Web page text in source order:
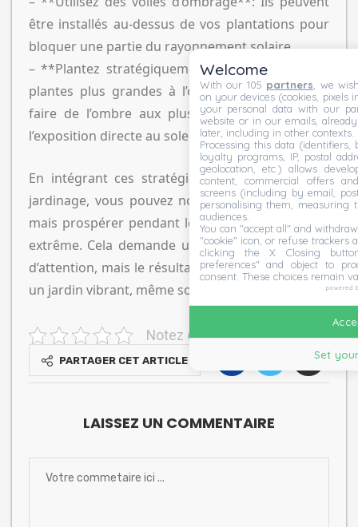
être installés au-dessus de vos plantations pour
bloquer une partie du rayonnement solaire.
– **Plantez stratégiquement**: Positionner des
plantes plus grandes à l’ouest ou au sud pour
faire de l’ombre aux plus petites peut réduire
l’exposition directe au soleil.
En intégrant ces stratégies à votre routine de
jardinage, vous pouvez non seulement survivre,
mais prospérer pendant les périodes de chaleur
extrême. Cela demande un peu plus d’efforts et
d’attention, mais le résultat en vaut la chandelle :
un jardin vibrant, même sous le soleil ardent.
Notez cet article
PARTAGER CET ARTICLE
LAISSEZ UN COMMENTAIRE
Welcome
With our 105 partners , we
on your devices (cookies, pixels
your personal data with our
website or in our emails,
later, including in other contexts.
Processing this data (identifiers,
loyalty programs, IP, postal
geolocation, etc.) allows
content, commercial offers
screens (including by email,
personalising them, measuring
audiences.
You can "accept all" and
"cookie" icon, or refuse trackers
clicking the X Closing
preferences" and object to
consent. These choices remain
powered
Set